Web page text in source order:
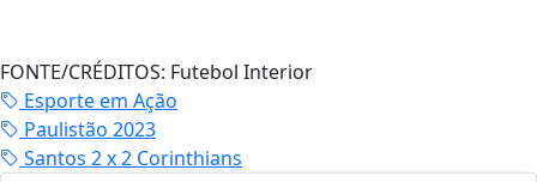
FONTE/CRÉDITOS: Futebol Interior
Esporte em Ação
Paulistão 2023
Santos 2 x 2 Corinthians